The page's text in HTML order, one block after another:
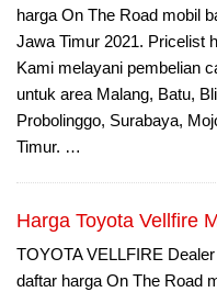
harga On The Road mobil
Jawa Timur 2021. Pricelist
Kami melayani pembelian
untuk area Malang, Batu,
Probolinggo, Surabaya,
Timur. …
Harga Toyota Vellfire
TOYOTA VELLFIRE
daftar harga On The Road